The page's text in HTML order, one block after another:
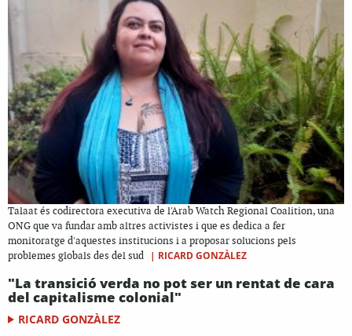
Talaat és codirectora executiva de l'Arab Watch Regional Coalition, una
ONG que va fundar amb altres activistes i que es dedica a fer
monitoratge d'aquestes institucions i a proposar solucions pels
problemes globals des del sud
| RICARD GONZÀLEZ
"La transició verda no pot ser un rentat de cara
del capitalisme colonial"
RICARD GONZÀLEZ